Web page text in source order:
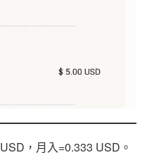
，月入=0.333 USD。